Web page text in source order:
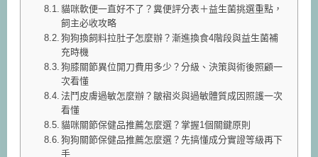
貓咪軟便一直好不了？糞便評分表＋益生菌挑選重點，
飼主必收攻略
狗狗換飼料拉肚子怎麼辦？漸進換食4階段與益生菌補
充時機
狗膝關節異位開刀費用多少？分級、決策與術後照顧一
次看懂
法鬥皮膚過敏怎麼辦？皺褶炎與過敏體質成因照護一次
看懂
貓咪關節保健品推薦怎麼選？掌握1個關鍵原則
狗狗關節保健品推薦怎麼選？先搞懂成分實證等級再下
手